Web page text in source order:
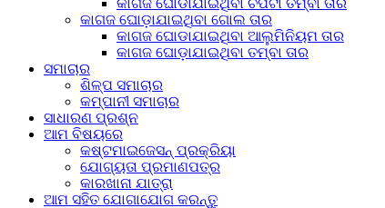
କାଗଜ ଘୋଡାଯାଇଥିବା ଚପଟା ତମ୍ବା ତାର
କାଗଜ ଘୋଡ଼ାଯାଇଥିବା ଗୋଲ ତାର
କାଗଜ ଘୋଡାଯାଇଥିବା ଆଲୁମିନିୟମ ତାର
କାଗଜ ଘୋଡ଼ାଯାଇଥିବା ତମ୍ବା ତାର
ସମାଚାର
ଶିଳ୍ପ ସମାଚାର
କମ୍ପାନୀ ସମାଚାର
ସାଧାରଣ ପ୍ରଶ୍ନ
ଆମ ବିଷୟରେ
କଷ୍ଟମାଇଜେସନ୍ ପ୍ରକ୍ରିୟା
ଯୋଗ୍ୟତା ପ୍ରମାଣପତ୍ର
କାରଖାନା ଯାତ୍ରା
ଆମ ସହିତ ଯୋଗାଯୋଗ କରନ୍ତୁ